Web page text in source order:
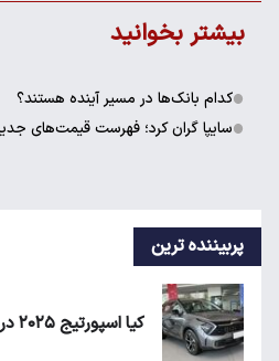
بیشتر بخوانید
کدام بانک‌ها در مسیر آینده هستند؟
سایپا گران کرد؛ فهرست قیمت‌های
پربیننده ترین
کیا اسپورتیج ۲۰۲۵ در ایران ارزش خرید دارد؟